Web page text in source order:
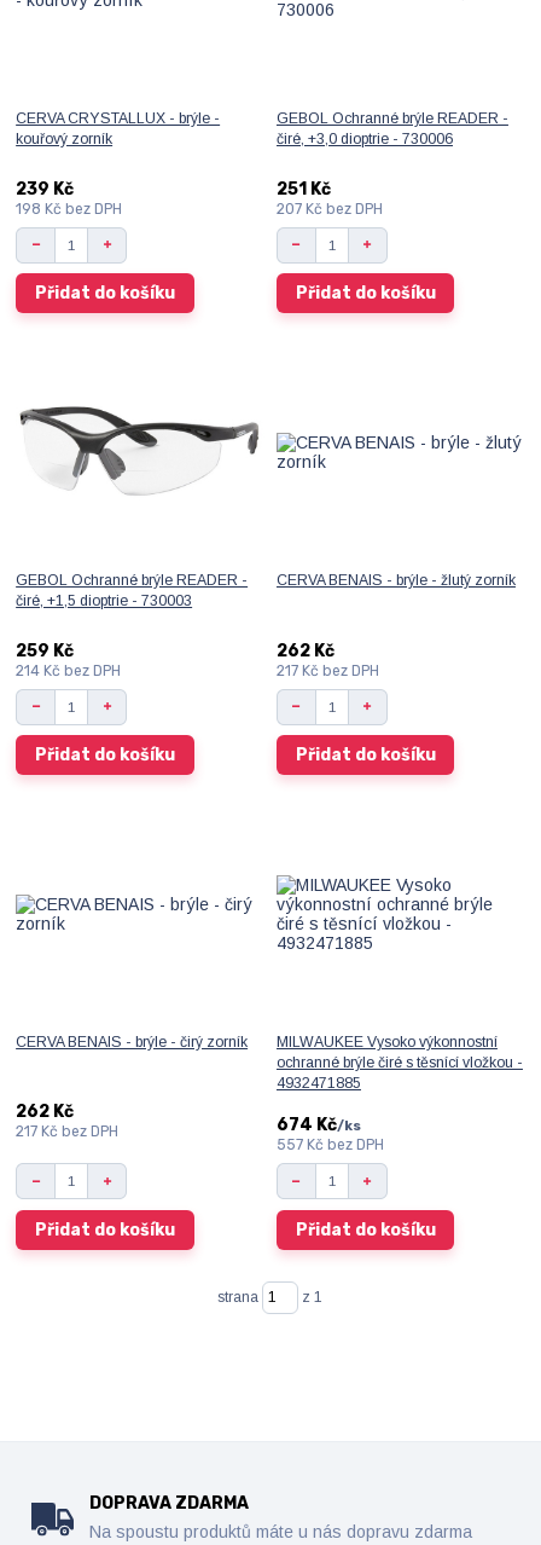
CERVA CRYSTALLUX - brýle -
kouřový zorník
239 Kč
198 Kčbez DPH
Přidat do košíku
GEBOL Ochranné brýle READER -
čiré, +3,0 dioptrie - 730006
251 Kč
207 Kč bez DPH
Přidat do košíku
GEBOL Ochranné brýle READER -
čiré, +1,5 dioptrie - 730003
259 Kč
214 Kčbez DPH
Přidat do košíku
CERVA BENAIS - brýle - žlutý zorník
262 Kč
217 Kč bez DPH
Přidat do košíku
CERVA BENAIS - brýle - čirý zorník
262 Kč
217 Kč bez DPH
Přidat do košíku
MILWAUKEE Vysoko výkonnostní
ochranné brýle čiré s těsnící vložkou -
4932471885
674 Kč/ks
557 Kč bez DPH
Přidat do košíku
strana z 1
DOPRAVA ZDARMA
Na spoustu produktů máte u nás dopravu zdarma